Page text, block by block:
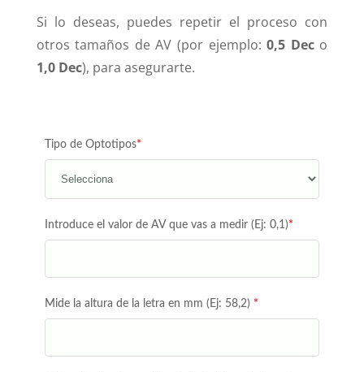
Si lo deseas, puedes repetir el proceso con
otros tamaños de AV (por ejemplo:0,5 Deco
1,0 Dec), para asegurarte.
Tipo de Optotipos*
Introduce el valor de AV que vas a medir (Ej: 0,1)*
Mide la altura de la letra en mm (Ej: 58,2) *